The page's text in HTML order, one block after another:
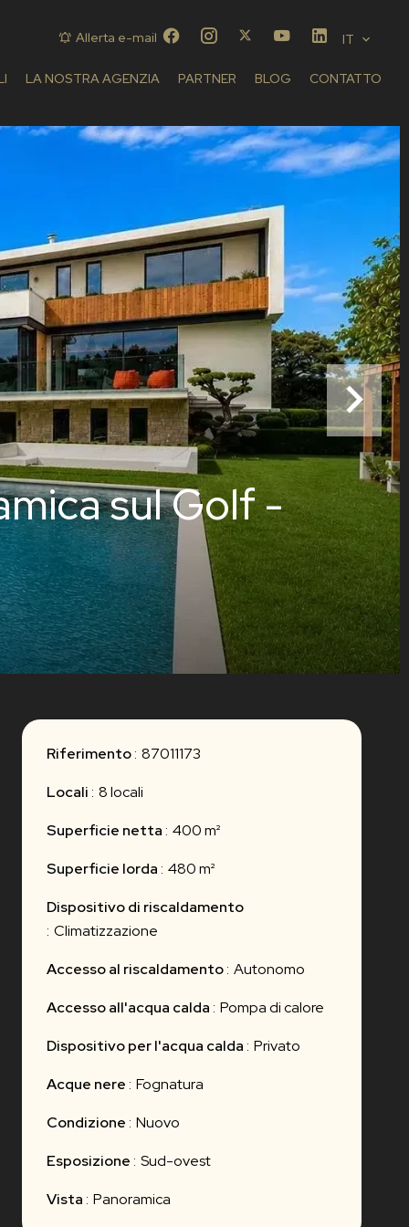
Allerta e-mail IT
LA NOSTRA AGENZIA PARTNER BLOG CONTATTO
sul Golf -
Riferimento 87011173
Locali 8 locali
Superficie netta 400 m²
Superficie lorda 480 m²
Dispositivo di riscaldamento
Climatizzazione
Accesso al riscaldamento Autonomo
Accesso all'acqua calda Pompa di calore
Dispositivo per l'acqua calda Privato
Acque nere Fognatura
Condizione Nuovo
Esposizione Sud-ovest
Vista Panoramica